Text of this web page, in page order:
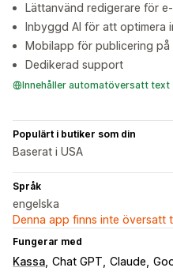
Lättanvänd redigerare för
Inbyggd AI för att optimera
Mobilapp för publicering på
Dedikerad support
Innehåller automatöversatt text
Populärt i butiker som din
Baserat i USA
Språk
engelska
Denna app finns inte översatt
Fungerar med
Kassa Chat GPT Claude